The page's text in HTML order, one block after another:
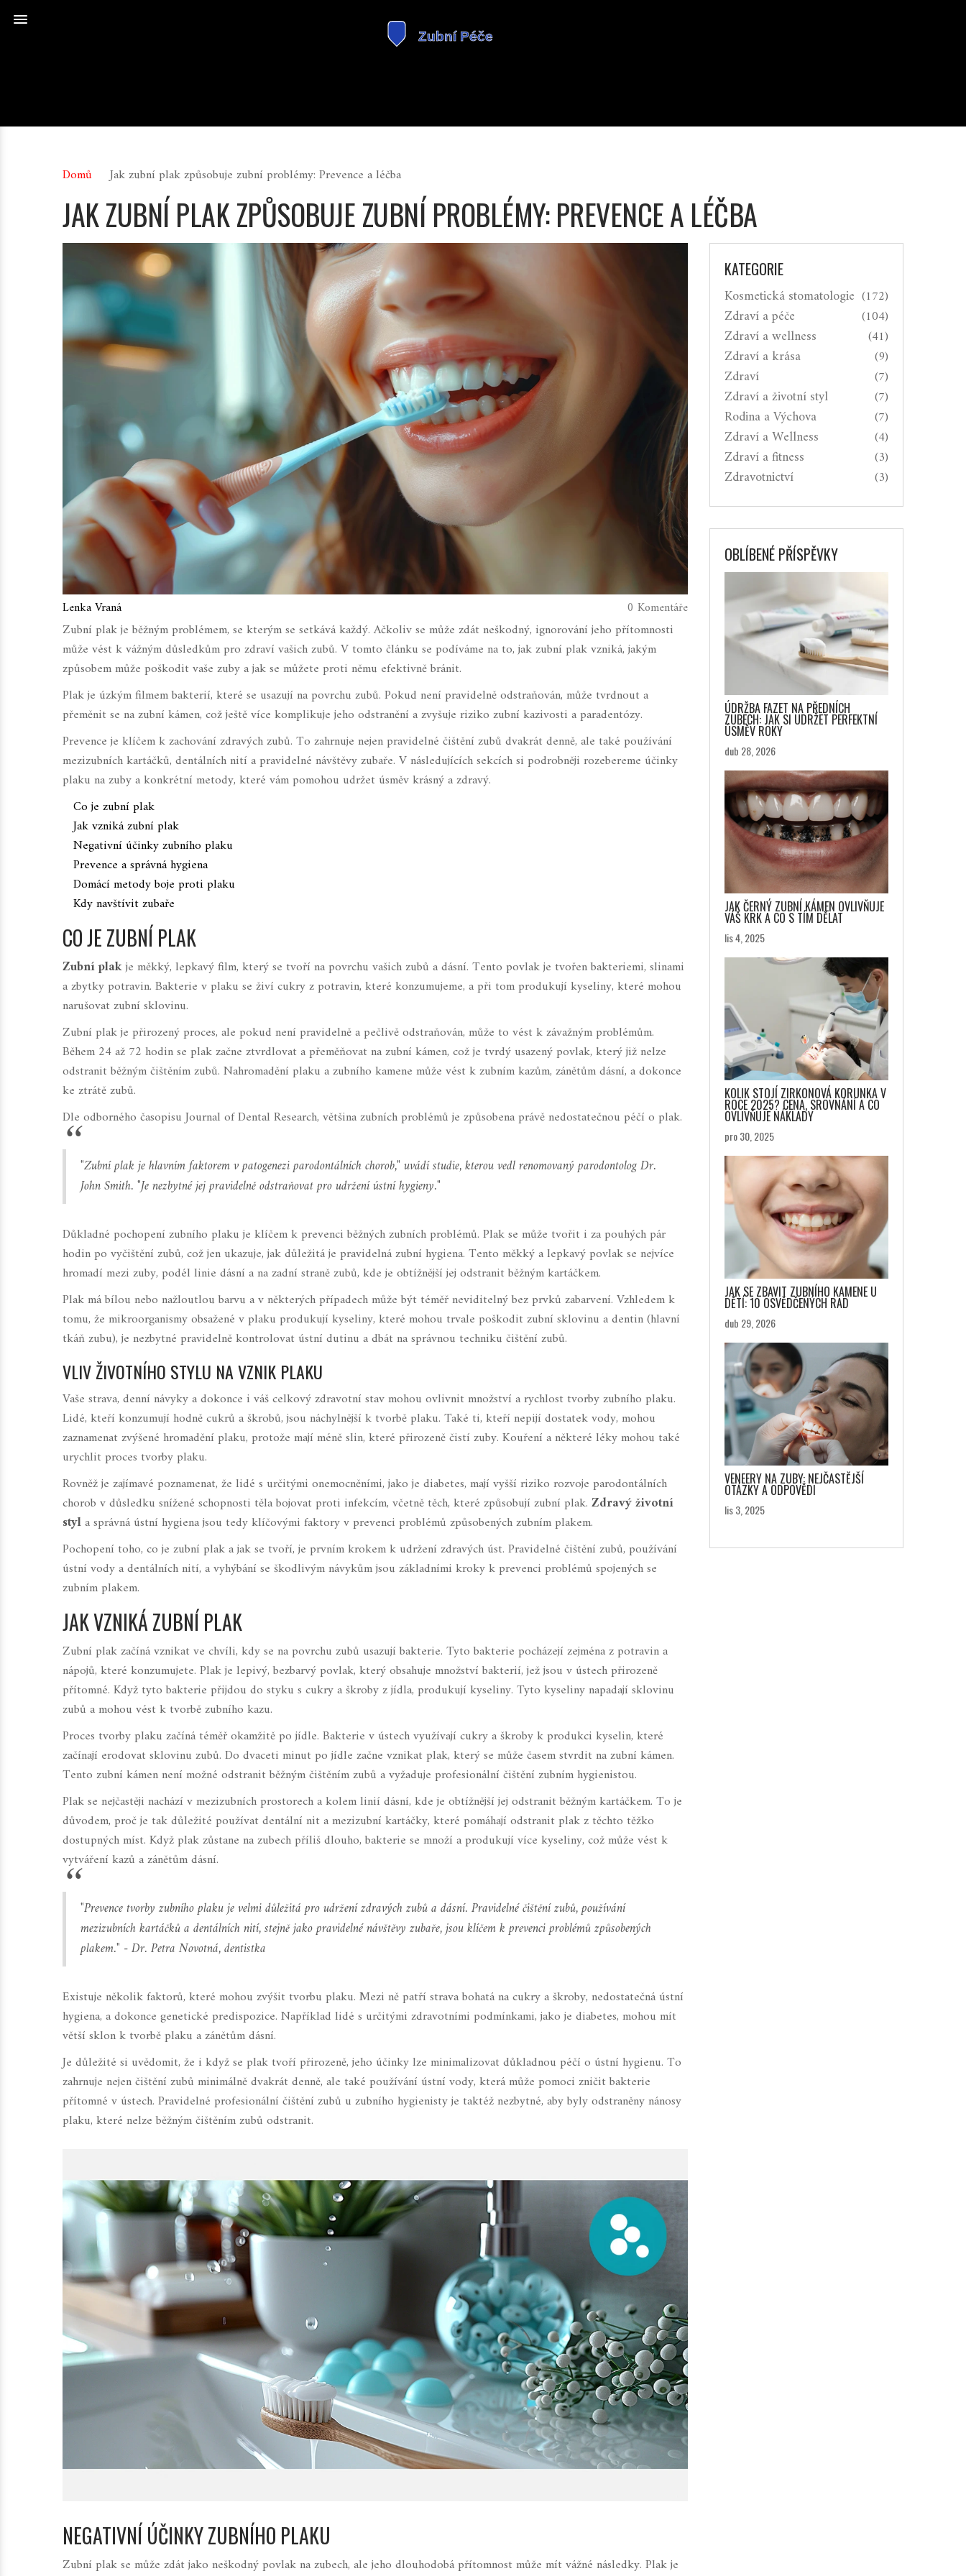
Domů Jak zubní plak způsobuje zubní problémy: Prevence a léčba
JAK ZUBNÍ PLAK ZPŮSOBUJE ZUBNÍ PROBLÉMY: PREVENCE A LÉČBA
Lenka Vraná 0 Komentáře
Zubní plak je běžným problémem, se kterým se setkává každý. Ačkoliv se může zdát neškodný, ignorování jeho přítomnosti
může vést k vážným důsledkům pro zdraví vašich zubů. V tomto článku se podíváme na to, jak zubní plak vzniká, jakým
způsobem může poškodit vaše zuby a jak se můžete proti němu efektivně bránit.
Plak je úzkým filmem bakterií, které se usazují na povrchu zubů. Pokud není pravidelně odstraňován, může tvrdnout a
přeměnit se na zubní kámen, což ještě více komplikuje jeho odstranění a zvyšuje riziko zubní kazivosti a paradentózy.
Prevence je klíčem k zachování zdravých zubů. To zahrnuje nejen pravidelné čištění zubů dvakrát denně, ale také používání
mezizubních kartáčků, dentálních nití a pravidelné návštěvy zubaře. V následujících sekcích si podrobněji rozebereme účinky
plaku na zuby a konkrétní metody, které vám pomohou udržet úsměv krásný a zdravý.
Co je zubní plak
Jak vzniká zubní plak
Negativní účinky zubního plaku
Prevence a správná hygiena
Domácí metody boje proti plaku
Kdy navštívit zubaře
CO JE ZUBNÍ PLAK
Zubní plakje měkký, lepkavý film, který se tvoří na povrchu vašich zubů a dásní. Tento povlak je tvořen bakteriemi, slinami
a zbytky potravin. Bakterie v plaku se živí cukry z potravin, které konzumujeme, a při tom produkují kyseliny, které mohou
narušovat zubní sklovinu.
Zubní plak je přirozený proces, ale pokud není pravidelně a pečlivě odstraňován, může to vést k závažným problémům.
Během 24 až 72 hodin se plak začne ztvrdlovat a přeměňovat na zubní kámen, což je tvrdý usazený povlak, který již nelze
odstranit běžným čištěním zubů. Nahromadění plaku a zubního kamene může vést k zubním kazům, zánětům dásní, a dokonce
ke ztrátě zubů.
Dle odborného časopisu Journal of Dental Research, většina zubních problémů je způsobena právě nedostatečnou péčí o plak.
"Zubní plak je hlavním faktorem v patogenezi parodontálních chorob," uvádí studie, kterou vedl renomovaný parodontolog Dr.
John Smith. "Je nezbytné jej pravidelně odstraňovat pro udržení ústní hygieny."
Důkladné pochopení zubního plaku je klíčem k prevenci běžných zubních problémů. Plak se může tvořit i za pouhých pár
hodin po vyčištění zubů, což jen ukazuje, jak důležitá je pravidelná zubní hygiena. Tento měkký a lepkavý povlak se nejvíce
hromadí mezi zuby, podél linie dásní a na zadní straně zubů, kde je obtížnější jej odstranit běžným kartáčkem.
Plak má bílou nebo nažloutlou barvu a v některých případech může být téměř neviditelný bez prvků zabarvení. Vzhledem k
tomu, že mikroorganismy obsažené v plaku produkují kyseliny, které mohou trvale poškodit zubní sklovinu a dentin (hlavní
tkáň zubu), je nezbytné pravidelně kontrolovat ústní dutinu a dbát na správnou techniku čištění zubů.
VLIV ŽIVOTNÍHO STYLU NA VZNIK PLAKU
Vaše strava, denní návyky a dokonce i váš celkový zdravotní stav mohou ovlivnit množství a rychlost tvorby zubního plaku.
Lidé, kteří konzumují hodně cukrů a škrobů, jsou náchylnější k tvorbě plaku. Také ti, kteří nepijí dostatek vody, mohou
zaznamenat zvýšené hromadění plaku, protože mají méně slin, které přirozeně čistí zuby. Kouření a některé léky mohou také
urychlit proces tvorby plaku.
Rovněž je zajímavé poznamenat, že lidé s určitými onemocněními, jako je diabetes, mají vyšší riziko rozvoje parodontálních
chorob v důsledku snížené schopnosti těla bojovat proti infekcím, včetně těch, které způsobují zubní plak. Zdravý životní
styla správná ústní hygiena jsou tedy klíčovými faktory v prevenci problémů způsobených zubním plakem.
Pochopení toho, co je zubní plak a jak se tvoří, je prvním krokem k udržení zdravých úst. Pravidelné čištění zubů, používání
ústní vody a dentálních nití, a vyhýbání se škodlivým návykům jsou základními kroky k prevenci problémů spojených se
zubním plakem.
JAK VZNIKÁ ZUBNÍ PLAK
Zubní plak začíná vznikat ve chvíli, kdy se na povrchu zubů usazují bakterie. Tyto bakterie pocházejí zejména z potravin a
nápojů, které konzumujete. Plak je lepivý, bezbarvý povlak, který obsahuje množství bakterií, jež jsou v ústech přirozeně
přítomné. Když tyto bakterie přijdou do styku s cukry a škroby z jídla, produkují kyseliny. Tyto kyseliny napadají sklovinu
zubů a mohou vést k tvorbě zubního kazu.
Proces tvorby plaku začíná téměř okamžitě po jídle. Bakterie v ústech využívají cukry a škroby k produkci kyselin, které
začínají erodovat sklovinu zubů. Do dvaceti minut po jídle začne vznikat plak, který se může časem stvrdit na zubní kámen.
Tento zubní kámen není možné odstranit běžným čištěním zubů a vyžaduje profesionální čištění zubním hygienistou.
Plak se nejčastěji nachází v mezizubních prostorech a kolem linií dásní, kde je obtížnější jej odstranit běžným kartáčkem. To je
důvodem, proč je tak důležité používat dentální nit a mezizubní kartáčky, které pomáhají odstranit plak z těchto těžko
dostupných míst. Když plak zůstane na zubech příliš dlouho, bakterie se množí a produkují více kyseliny, což může vést k
vytváření kazů a zánětům dásní.
"Prevence tvorby zubního plaku je velmi důležitá pro udržení zdravých zubů a dásní. Pravidelné čištění zubů, používání
mezizubních kartáčků a dentálních nití, stejně jako pravidelné návštěvy zubaře, jsou klíčem k prevenci problémů způsobených
plakem." - Dr. Petra Novotná, dentistka
Existuje několik faktorů, které mohou zvýšit tvorbu plaku. Mezi ně patří strava bohatá na cukry a škroby, nedostatečná ústní
hygiena, a dokonce genetické predispozice. Například lidé s určitými zdravotními podmínkami, jako je diabetes, mohou mít
větší sklon k tvorbě plaku a zánětům dásní.
Je důležité si uvědomit, že i když se plak tvoří přirozeně, jeho účinky lze minimalizovat důkladnou péčí o ústní hygienu. To
zahrnuje nejen čištění zubů minimálně dvakrát denně, ale také používání ústní vody, která může pomoci zničit bakterie
přítomné v ústech. Pravidelné profesionální čištění zubů u zubního hygienisty je taktéž nezbytné, aby byly odstraněny nánosy
plaku, které nelze běžným čištěním zubů odstranit.
NEGATIVNÍ ÚČINKY ZUBNÍHO PLAKU
Zubní plak se může zdát jako neškodný povlak na zubech, ale jeho dlouhodobá přítomnost může mít vážné následky. Plak je
KATEGORIE
Kosmetická stomatologie (172)
Zdraví a péče (104)
Zdraví a wellness (41)
Zdraví a krása (9)
Zdraví (7)
Zdraví a životní styl (7)
Rodina a Výchova (7)
Zdraví a Wellness (4)
Zdraví a fitness (3)
Zdravotnictví (3)
OBLÍBENÉ PŘÍSPĚVKY
ÚDRŽBA FAZET NA PŘEDNÍCH
ZUBECH: JAK SI UDRŽET PERFEKTNÍ
ÚSMĚV ROKY
dub 28, 2026
JAK ČERNÝ ZUBNÍ KÁMEN OVLIVŇUJE
VÁŠ KRK A CO S TÍM DĚLAT
lis 4, 2025
KOLIK STOJÍ ZIRKONOVÁ KORUNKA V
ROCE 2025? CENA, SROVNÁNÍ A CO
OVLIVŇUJE NÁKLADY
pro 30, 2025
JAK SE ZBAVIT ZUBNÍHO KAMENE U
DĚTÍ: 10 OSVĚDČENÝCH RAD
dub 29, 2026
VENEERY NA ZUBY: NEJČASTĚJŠÍ
OTÁZKY A ODPOVĚDI
lis 3, 2025